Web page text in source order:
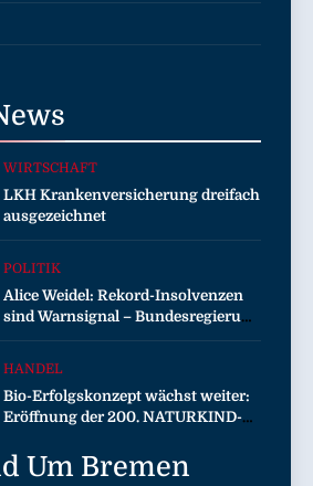
WIRTSCHAFT
LKH Krankenversicherung dreifach
ausgezeichnet
POLITIK
Alice Weidel: Rekord-Insolvenzen
sind Warnsignal – Bundesregierung
verschärft die Wirtschaftskrise
HANDEL
Bio-Erfolgskonzept wächst weiter:
Eröffnung der 200. NATURKIND-
Um Bremen